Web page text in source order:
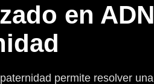
en ADN
permite resolver una